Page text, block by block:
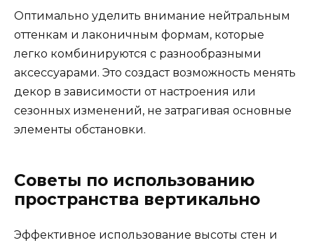
Оптимально уделить внимание нейтральным
оттенкам и лаконичным формам, которые
легко комбинируются с разнообразными
аксессуарами. Это создаст возможность менять
декор в зависимости от настроения или
сезонных изменений, не затрагивая основные
элементы обстановки.
Советы по использованию
пространства вертикально
Эффективное использование высоты стен и